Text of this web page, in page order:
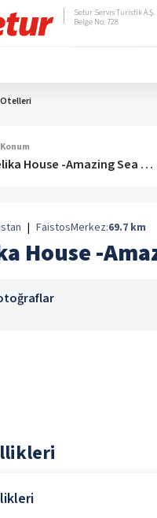
Setur Servis Turistik A.Ş.
Belge No: 728
| FaistosMerkez:69.7 km
House -